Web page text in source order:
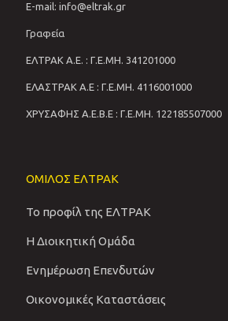
E-mail: info@eltrak.gr
Γραφεία
ΕΛΤΡΑΚ Α.Ε. : Γ.Ε.ΜΗ. 341201000
ΕΛΑΣΤΡΑΚ Α.Ε : Γ.Ε.ΜΗ. 4116001000
ΧΡΥΣΑΦΗΣ Α.Ε.Β.Ε : Γ.Ε.ΜΗ. 122185507000
ΟΜΙΛΟΣ ΕΛΤΡΑΚ
Το προφίλ της ΕΛΤΡΑΚ
Η Διοικητική Ομάδα
Ενημέρωση Επενδυτών
Οικονομικές Καταστάσεις